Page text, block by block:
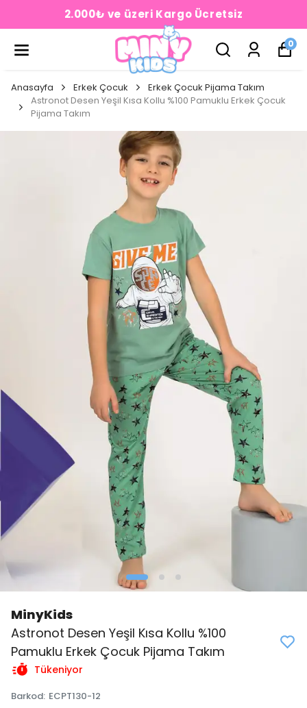
2.000₺ ve üzeri Kargo Ücretsiz
0
Anasayfa Erkek Çocuk
Erkek Çocuk Pijama Takım
Astronot Desen Yeşil Kısa Kollu %100 Pamuklu Erkek Çocuk
Pijama Takım
MinyKids
Astronot Desen Yeşil Kısa Kollu %100
Pamuklu Erkek Çocuk Pijama Takım
Tükeniyor
Barkod: ECPT130-12